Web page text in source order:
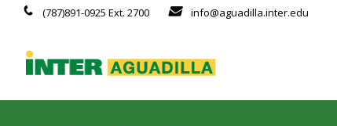
(787)891-0925 Ext. 2700 info@aguadilla.inter.edu